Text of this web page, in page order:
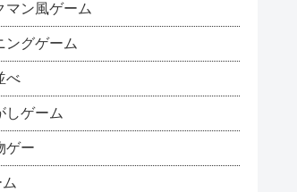
マン風ゲーム
ングゲーム
べ
しゲーム
ゲー